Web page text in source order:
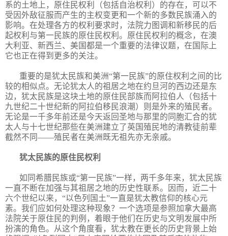
系的土地上，原住民权利（包括自治权利）的存在，可以不
受因外敌征服而产生的主权变更和一个新的多数民族涌入的
影响。在处理各方的权利要求时，法院力图调和新移民的后
起权利与第一民族的原住民权利。原住民权利的概念，在澳
大利亚、新西兰、美国都是一个重要的法律议题，在国际上
它也正在得到更多的关注。
重要的是犹太民族和美洲“第一民族”的原住权利之间的比
较的相似点。无论犹太人的祖居之地在约旦河的西边还是东
边，犹太民族是这块土地的原住民部族而阿拉伯人（包括十
九世纪二十世纪新的阿拉伯移民浪潮）则是外来的殖民者。
无论是一千多年前还是今天返回圣地与那里的同胞汇合的犹
太人与十七世纪那些在美洲建立了英国殖民地的清教徒前辈
截然不同——殖民者在美洲既无祖先亦无亲戚。
犹太民族的原住民权利
如同希腊民族或“第一民族”一样，两千多年来，犹太民族
一直不断在加强与其祖居之地的历史性联系。因而，近二十
六个世纪以来，“以色列国土”一直是犹太教信仰的核心元
素。我们应如何处理这种现象？一个选项是参照加拿大最高
法院关于原住民的判例，着眼于他们在历史与文明发展中所
扮演的角色。从这个角度看，犹太教在更长的历史背景上始